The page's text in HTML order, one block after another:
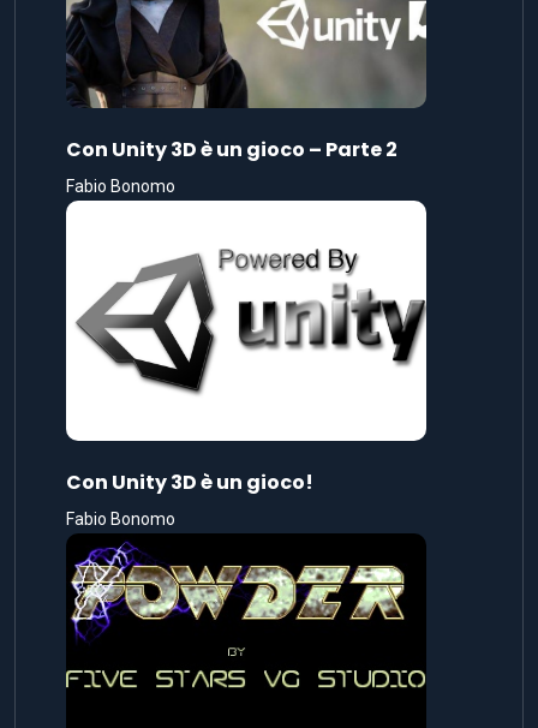
Con Unity 3D è un gioco – Parte 2
Fabio Bonomo
Con Unity 3D è un gioco!
Fabio Bonomo